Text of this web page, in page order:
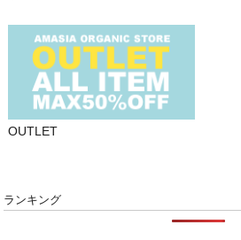
OUTLET
ランキング